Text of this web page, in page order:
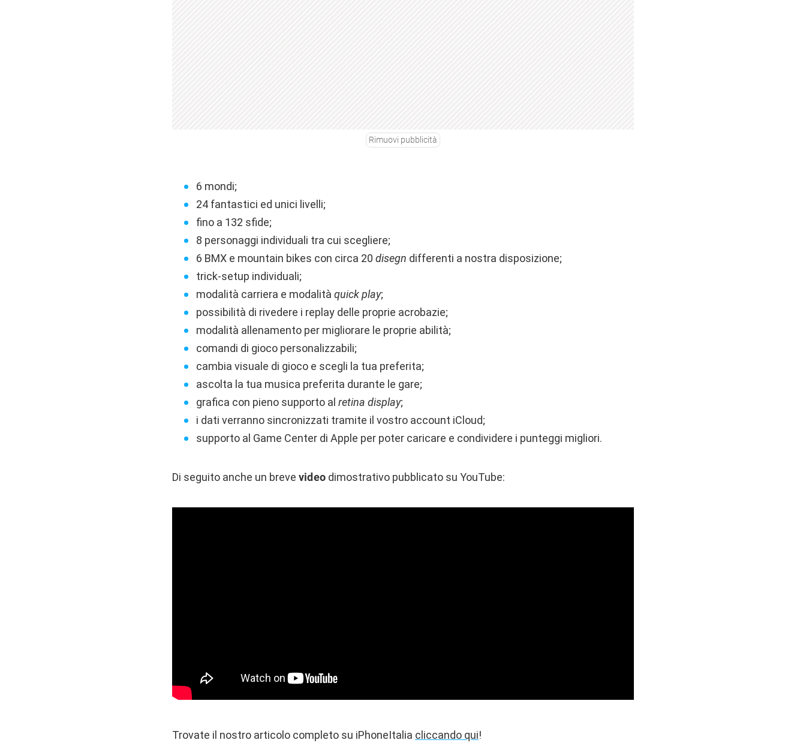
Rimuovi pubblicità
6 mondi;
24 fantastici ed unici livelli;
fino a 132 sfide;
8 personaggi individuali tra cui scegliere;
6 BMX e mountain bikes con circa 20 disegn differenti a nostra disposizione;
trick-setup individuali;
modalità carriera e modalità quick play;
possibilità di rivedere i replay delle proprie acrobazie;
modalità allenamento per migliorare le proprie abilità;
comandi di gioco personalizzabili;
cambia visuale di gioco e scegli la tua preferita;
ascolta la tua musica preferita durante le gare;
grafica con pieno supporto al retina display;
i dati verranno sincronizzati tramite il vostro account iCloud;
supporto al Game Center di Apple per poter caricare e condividere i punteggi migliori.
Di seguito anche un breve video dimostrativo pubblicato su YouTube:
Trovate il nostro articolo completo su iPhoneItalia cliccando qui!